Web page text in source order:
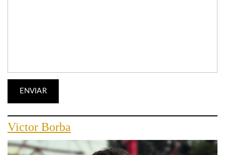
Victor Borba